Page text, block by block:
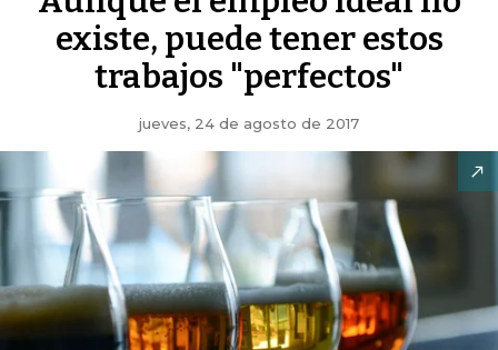
existe, puede tener estos
trabajos "perfectos"
jueves, 24 de agosto de 2017